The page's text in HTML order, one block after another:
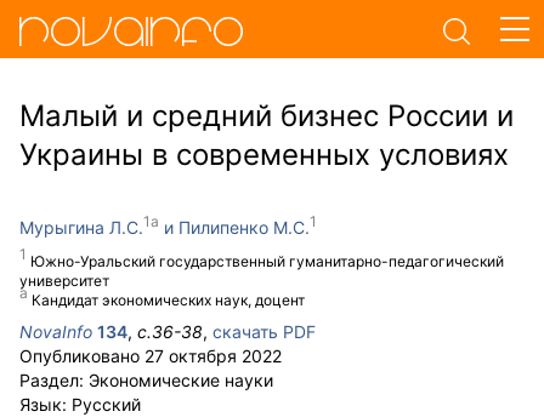
Малый и средний бизнес России и
Украины в современных условиях
Мурыгина Л.С.
Южно-Уральский государственный гуманитарно-педагогический
университет
Кандидат экономических наук, доцент
Пилипенко М.С.
NovaInfo 134, с.36-38, скачать PDF
Опубликовано 27 октября 2022
Раздел: Экономические науки
Язык: Русский